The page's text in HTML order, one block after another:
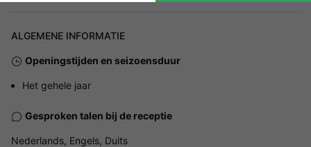
ALGEMENE INFORMATIE
Openingstijden en seizoensduur
Het gehele jaar
Gesproken talen bij de receptie
Nederlands, Engels, Duits